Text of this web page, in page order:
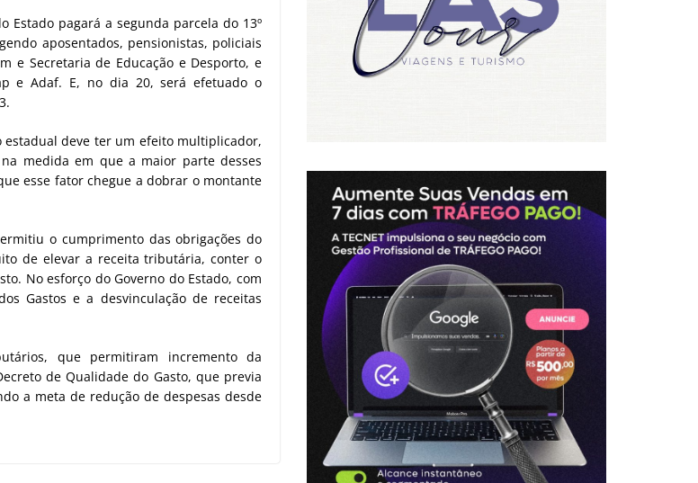
Estado pagará a segunda parcela do 13º
aposentados, pensionistas, policiais
e Secretaria de Educação e Desporto, e
e Adaf. E, no dia 20, será efetuado o
estadual deve ter um efeito multiplicador,
medida em que a maior parte desses
esse fator chegue a dobrar o montante
o cumprimento das obrigações do
de elevar a receita tributária, conter o
No esforço do Governo do Estado, com
Gastos e a desvinculação de receitas
que permitiram incremento da
de Qualidade do Gasto, que previa
a meta de redução de despesas desde